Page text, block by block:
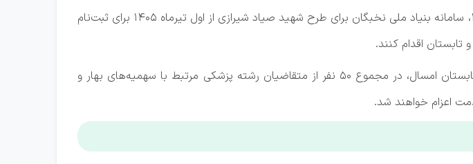
وی همچنین از آغاز مرحله جدید ثبت‌نام نخبگان وظیفه خبر داد و گفت: در سال ۱۴۰۵، سامانه بنیاد ملی نخبگان برای طرح شهید صیاد شیرازی از اول تیرماه ۱۴۰۵ برای ثبت‌نام
اقدام کنند.
افشین در پایان خاطرنشان کرد: سهمیه بهار همچنان به قوت خود باقی است و در تابستان امسال، در مجموع ۵۰ نفر از متقاضیان رشته پزشکی مرتبط با سهمیه‌های بهار و
اعزام خواهند شد.